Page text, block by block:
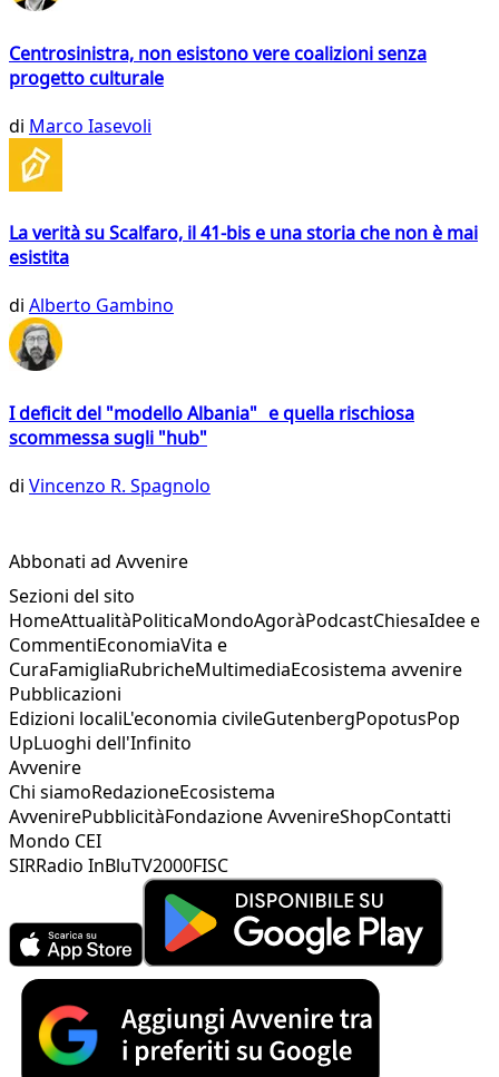
Centrosinistra, non esistono vere coalizioni senza
progetto culturale
di Marco Iasevoli
La verità su Scalfaro, il 41-bis e una storia che non è mai
esistita
di Alberto Gambino
I deficit del "modello Albania" e quella rischiosa
scommessa sugli "hub"
di Vincenzo R. Spagnolo
Abbonati ad Avvenire
Sezioni del sito
HomeAttualitàPoliticaMondoAgoràPodcastChiesaIdee e
CommentiEconomiaVita e
CuraFamigliaRubricheMultimediaEcosistema avvenire
Pubblicazioni
Edizioni localiL'economia civileGutenbergPopotusPop
UpLuoghi dell'Infinito
Avvenire
Chi siamoRedazioneEcosistema
AvvenirePubblicitàFondazione AvvenireShopContatti
Mondo CEI
SIRRadio InBluTV2000FISC